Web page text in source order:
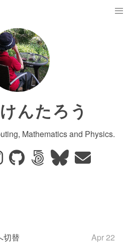
んたろう
Mathematics and Physics.
切替 Apr 22